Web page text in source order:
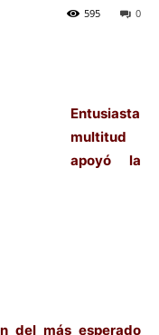
0
595
Entusiasta
multitud
apoyó la
del más esperado